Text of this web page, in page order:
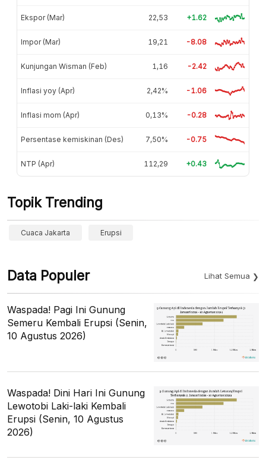
Ekspor (Mar) 22,53 +1.62
Impor (Mar) 19,21 -8.08
Kunjungan Wisman (Feb) 1,16 -2.42
Inflasi yoy (Apr) 2,42% -1.06
Inflasi mom (Apr) 0,13% -0.28
Persentase kemiskinan (Des) 7,50% -0.75
NTP (Apr) 112,29 +0.43
Topik Trending
Cuaca Jakarta Erupsi
Data Populer Lihat Semua
Waspada! Pagi Ini Gunung
Semeru Kembali Erupsi (Senin,
10 Agustus 2026)
Waspada! Dini Hari Ini Gunung
Lewotobi Laki-laki Kembali
Erupsi (Senin, 10 Agustus
2026)